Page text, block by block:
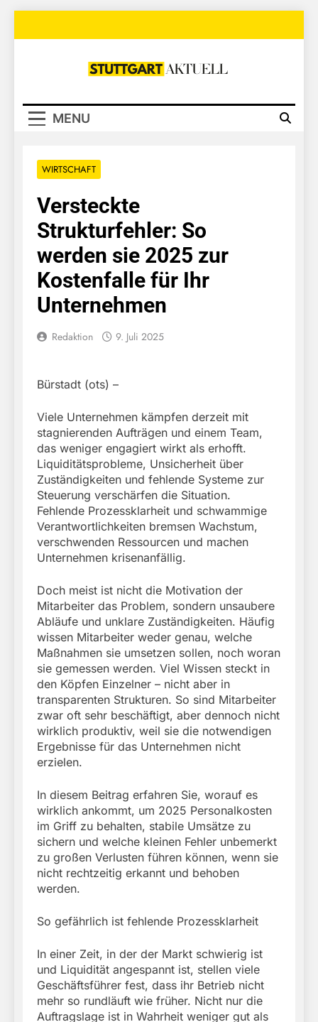
Stuttgart
MENU
WIRTSCHAFT
Versteckte
Strukturfehler: So
werden sie 2025 zur
Kostenfalle für Ihr
Unternehmen
Redaktion 9. Juli 2025
Bürstadt (ots) –
Viele Unternehmen kämpfen derzeit mit
stagnierenden Aufträgen und einem Team,
das weniger engagiert wirkt als erhofft.
Liquiditätsprobleme, Unsicherheit über
Zuständigkeiten und fehlende Systeme zur
Steuerung verschärfen die Situation.
Fehlende Prozessklarheit und schwammige
Verantwortlichkeiten bremsen Wachstum,
verschwenden Ressourcen und machen
Unternehmen krisenanfällig.
Doch meist ist nicht die Motivation der
Mitarbeiter das Problem, sondern unsaubere
Abläufe und unklare Zuständigkeiten. Häufig
wissen Mitarbeiter weder genau, welche
Maßnahmen sie umsetzen sollen, noch woran
sie gemessen werden. Viel Wissen steckt in
den Köpfen Einzelner – nicht aber in
transparenten Strukturen. So sind Mitarbeiter
zwar oft sehr beschäftigt, aber dennoch nicht
wirklich produktiv, weil sie die notwendigen
Ergebnisse für das Unternehmen nicht
erzielen.
In diesem Beitrag erfahren Sie, worauf es
wirklich ankommt, um 2025 Personalkosten
im Griff zu behalten, stabile Umsätze zu
sichern und welche kleinen Fehler unbemerkt
zu großen Verlusten führen können, wenn sie
nicht rechtzeitig erkannt und behoben
werden.
So gefährlich ist fehlende Prozessklarheit
In einer Zeit, in der der Markt schwierig ist
und Liquidität angespannt ist, stellen viele
Geschäftsführer fest, dass ihr Betrieb nicht
mehr so rundläuft wie früher. Nicht nur die
Auftragslage ist in Wahrheit weniger gut als